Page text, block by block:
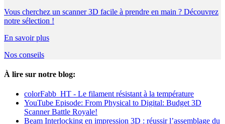
Vous cherchez un scanner 3D facile à prendre en main ? Découvrez
notre sélection !
En savoir plus
Nos conseils
À lire sur notre blog:
colorFabb_HT - Le filament résistant à la température
YouTube Episode: From Physical to Digital: Budget 3D
Scanner Battle Royale!
Beam Interlocking en impression 3D : réussir l’assemblage du